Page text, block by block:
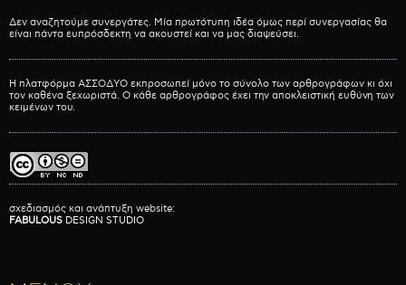
Δεν αναζητούμε συνεργάτες. Μία πρωτότυπη ιδέα όμως περί συνεργασίας θα
είναι πάντα ευπρόσδεκτη να ακουστεί και να μας διαψεύσει.
Η πλατφόρμα ΑΣΣΟΔΥΟ εκπροσωπεί μόνο το σύνολο των αρθρογράφων κι όχι
τον καθένα ξεχωριστά. Ο κάθε αρθρογράφος έχει την αποκλειστική ευθύνη των
κειμένων του.
σχεδιασμός και ανάπτυξη website:
FABULOUS DESIGN STUDIO